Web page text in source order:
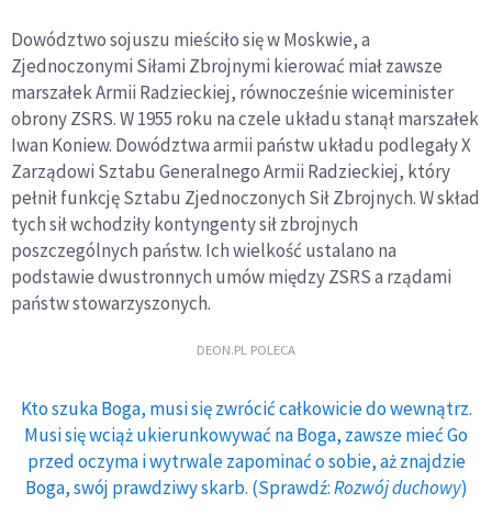
Dowództwo sojuszu mieściło się w Moskwie, a
Zjednoczonymi Siłami Zbrojnymi kierować miał zawsze
marszałek Armii Radzieckiej, równocześnie wiceminister
obrony ZSRS. W 1955 roku na czele układu stanął marszałek
Iwan Koniew. Dowództwa armii państw układu podlegały X
Zarządowi Sztabu Generalnego Armii Radzieckiej, który
pełnił funkcję Sztabu Zjednoczonych Sił Zbrojnych. W skład
tych sił wchodziły kontyngenty sił zbrojnych
poszczególnych państw. Ich wielkość ustalano na
podstawie dwustronnych umów między ZSRS a rządami
państw stowarzyszonych.
DEON.PL POLECA
Kto szuka Boga, musi się zwrócić całkowicie do wewnątrz.
Musi się wciąż ukierunkowywać na Boga, zawsze mieć Go
przed oczyma i wytrwale zapominać o sobie, aż znajdzie
Boga, swój prawdziwy skarb. (Sprawdź:Rozwój duchowy)